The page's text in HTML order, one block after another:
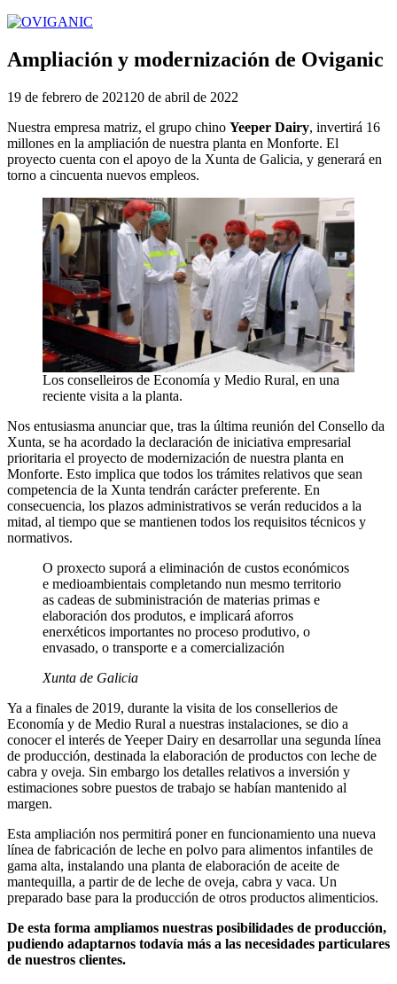
Ampliación y modernización de Oviganic
Publicado
19 de febrero de 2021 20 de abril de 2022
Nuestra empresa matriz, el grupo chino Yeeper Dairy, invertirá 16
millones en la ampliación de nuestra planta en Monforte. El
proyecto cuenta con el apoyo de la Xunta de Galicia, y generará en
torno a cincuenta nuevos empleos.
Los conselleiros de Economía y Medio Rural, en una
reciente visita a la planta.
Nos entusiasma anunciar que, tras la última reunión del Consello da
Xunta, se ha acordado la declaración de iniciativa empresarial
prioritaria el proyecto de modernización de nuestra planta en
Monforte. Esto implica que todos los trámites relativos que sean
competencia de la Xunta tendrán carácter preferente. En
consecuencia, los plazos administrativos se verán reducidos a la
mitad, al tiempo que se mantienen todos los requisitos técnicos y
normativos.
O proxecto suporá a eliminación de custos económicos
e medioambientais completando nun mesmo territorio
as cadeas de subministración de materias primas e
elaboración dos produtos, e implicará aforros
enerxéticos importantes no proceso produtivo, o
envasado, o transporte e a comercialización
Xunta de Galicia
Ya a finales de 2019, durante la visita de los consellerios de
Economía y de Medio Rural a nuestras instalaciones, se dio a
conocer el interés de Yeeper Dairy en desarrollar una segunda línea
de producción, destinada la elaboración de productos con leche de
cabra y oveja. Sin embargo los detalles relativos a inversión y
estimaciones sobre puestos de trabajo se habían mantenido al
margen.
Esta ampliación nos permitirá poner en funcionamiento una nueva
línea de fabricación de leche en polvo para alimentos infantiles de
gama alta, instalando una planta de elaboración de aceite de
mantequilla, a partir de de leche de oveja, cabra y vaca. Un
preparado base para la producción de otros productos alimenticios.
De esta forma ampliamos nuestras posibilidades de producción,
pudiendo adaptarnos todavía más a las necesidades particulares
de nuestros clientes.